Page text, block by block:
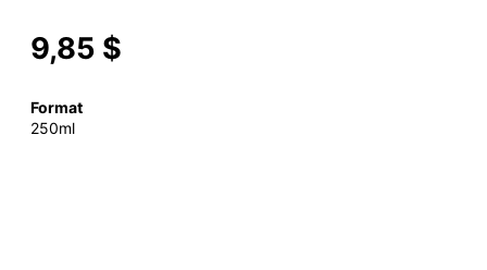
9,85 $
Format
250ml